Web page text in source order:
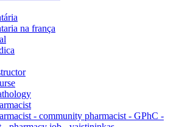
na frança
- community pharmacist - GPhC -